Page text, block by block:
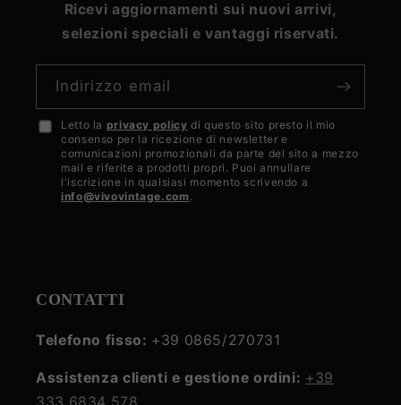
Ricevi aggiornamenti sui nuovi arrivi,
selezioni speciali e vantaggi riservati.
Indirizzo email
Accetto
privacy
policy
Letto la privacy policy di questo sito presto il mio
consenso per la ricezione di newsletter e
comunicazioni promozionali da parte del sito a mezzo
mail e riferite a prodotti propri. Puoi annullare
l'iscrizione in qualsiasi momento scrivendo a
info@vivovintage.com .
CONTATTI
Telefono fisso: +39 0865/270731
Assistenza clienti e gestione ordini: +39